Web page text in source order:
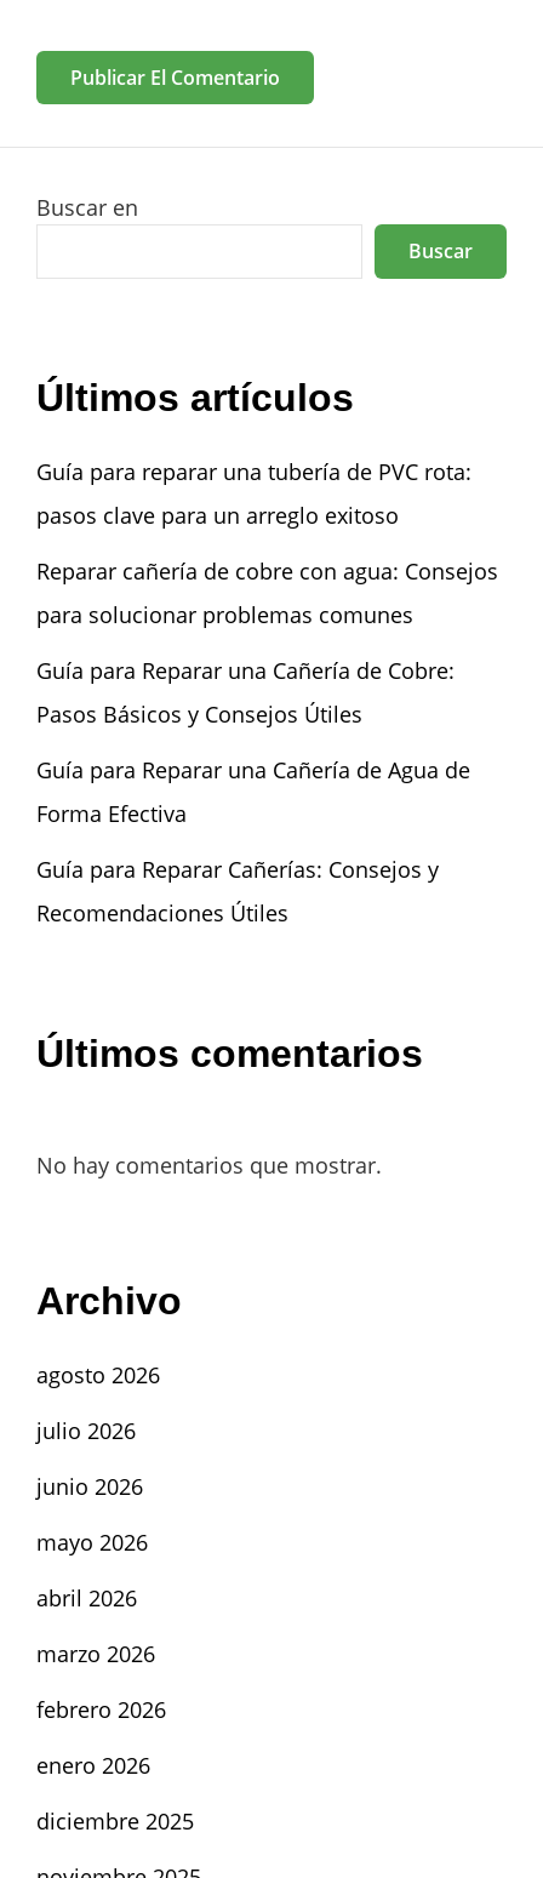
Buscar en
Buscar
Últimos artículos
Guía para reparar una tubería de PVC rota:
pasos clave para un arreglo exitoso
Reparar cañería de cobre con agua: Consejos
para solucionar problemas comunes
Guía para Reparar una Cañería de Cobre:
Pasos Básicos y Consejos Útiles
Guía para Reparar una Cañería de Agua de
Forma Efectiva
Guía para Reparar Cañerías: Consejos y
Recomendaciones Útiles
Últimos comentarios
No hay comentarios que mostrar.
Archivo
agosto 2026
julio 2026
junio 2026
mayo 2026
abril 2026
marzo 2026
febrero 2026
enero 2026
diciembre 2025